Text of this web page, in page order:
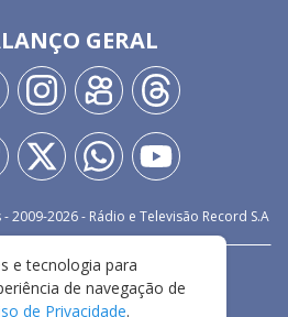
GERAL
2009-2026- Rádio e Televisão Record S.A
CONOSCO
PRIVACIDADE
CONDIÇÕES DE USO
e tecnologia para
de navegação de
de Privacidade.